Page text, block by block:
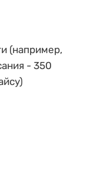
(например,
- 350